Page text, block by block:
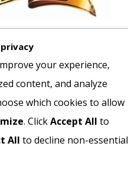
Brioche 86 gr 24db/#
ár:ft/db.
teszem
your experience,
content, and analyze
which cookies to allow
. ClickAccept All to
All to decline non-essential